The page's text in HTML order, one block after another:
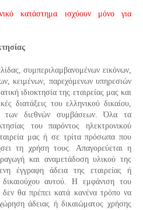
κατάστημα ισχύουν μόνο για
συμπεριλαμβανομένων εικόνων,
κειμένων, παρεχόμενων υπηρεσιών
ιδιοκτησία της εταιρείας μας και
διατάξεις του ελληνικού δικαίου,
των διεθνών συμβάσεων. Όλα τα
του παρόντος ηλεκτρονικού
μας ή σε τρίτα πρόσωπα που
τη χρήση τους. Απαγορεύεται η
και αναμετάδοση υλικού της
έγγραφη άδεια της εταιρείας ή
αυτού. Η εμφάνιση του
δεν θα πρέπει κατά κανένα τρόπο να
άδειας ή δικαιώματος χρήσης